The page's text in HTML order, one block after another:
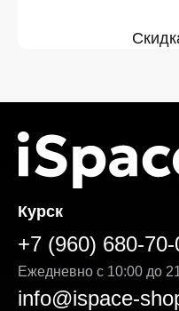
Курск
+7 (960) 680-70-
Ежедневно с 10:00 до
info@ispace-